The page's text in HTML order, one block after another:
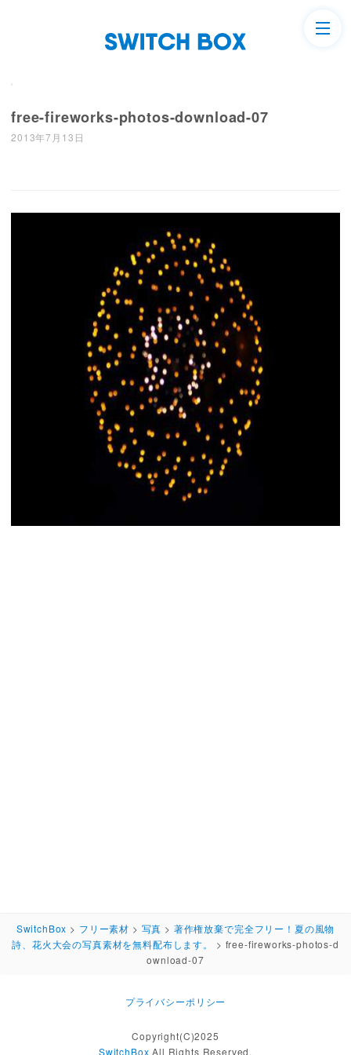
free-fireworks-photos-download-07
2013年7月13日
SwitchBox > フリー素材 > 写真 > 著作権放棄で完全フリー！夏の風物
詩、花火大会の写真素材を無料配布します。
> free-fireworks-photos-d
ownload-07
プライバシーポリシー
Copyright(C)2025
SwitchBox All Rights Reserved.